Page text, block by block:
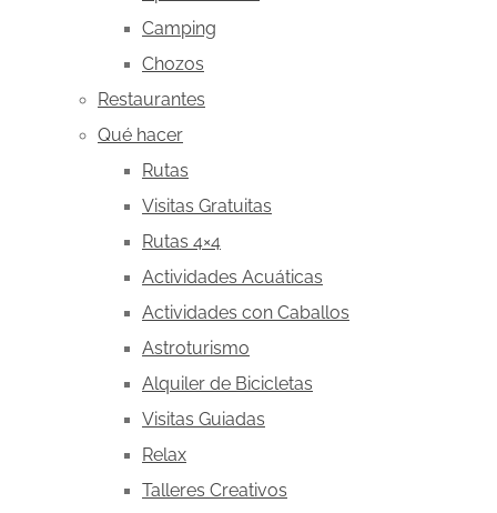
Camping
Chozos
Restaurantes
Qué hacer
Rutas
Visitas Gratuitas
Rutas 4×4
Actividades Acuáticas
Actividades con Caballos
Astroturismo
Alquiler de Bicicletas
Visitas Guiadas
Relax
Talleres Creativos